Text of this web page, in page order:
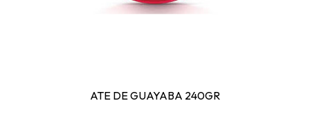
ATE DE GUAYABA 240GR